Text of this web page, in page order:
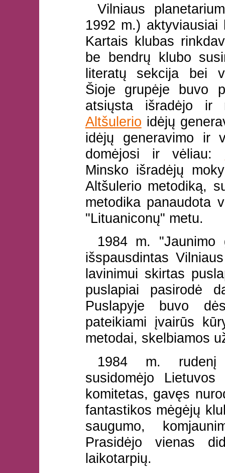
Vilniaus
1992 m.)
Kartais klubas
be bendrų klubo
literatų sekcija bei
Šioje grupėje buvo
atsiųsta išradėjo
Altšulerio idėjų
idėjų generavimo ir
domėjosi ir vėliau:
Minsko išradėjų
Altšulerio metodiką,
metodika panaudota
"Lituaniconų" metu.
1984 m. "Jaunimo
išspausdintas
lavinimui skirtas
puslapiai pasirodė
Puslapyje buvo
pateikiami įvairūs
metodai, skelbiamos
1984 m. rudenį
susidomėjo
komitetas, gavęs
fantastikos mėgėjų
saugumo,
Prasidėjo vienas
laikotarpių.